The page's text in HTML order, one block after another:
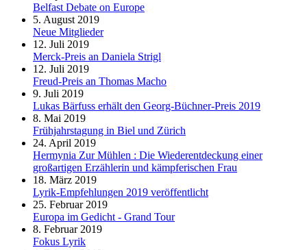
Belfast Debate on Europe
5. August 2019
Neue Mitglieder
12. Juli 2019
Merck-Preis an Daniela Strigl
12. Juli 2019
Freud-Preis an Thomas Macho
9. Juli 2019
Lukas Bärfuss erhält den Georg-Büchner-Preis 2019
8. Mai 2019
Frühjahrstagung in Biel und Zürich
24. April 2019
Hermynia Zur Mühlen : Die Wiederentdeckung einer
großartigen Erzählerin und kämpferischen Frau
18. März 2019
Lyrik-Empfehlungen 2019 veröffentlicht
25. Februar 2019
Europa im Gedicht - Grand Tour
8. Februar 2019
Fokus Lyrik